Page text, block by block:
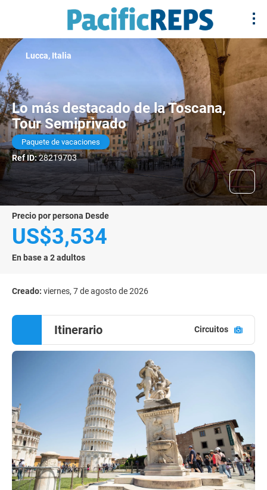
Lo más destacado de la Toscana,
Tour Semiprivado
Paquete de vacaciones
Ref ID:28219703
Lucca, Italia
precio por persona Desde
US$3,534
En base a 2 adultos
Creado: viernes, 7 de agosto de 2026
Itinerario Circuitos